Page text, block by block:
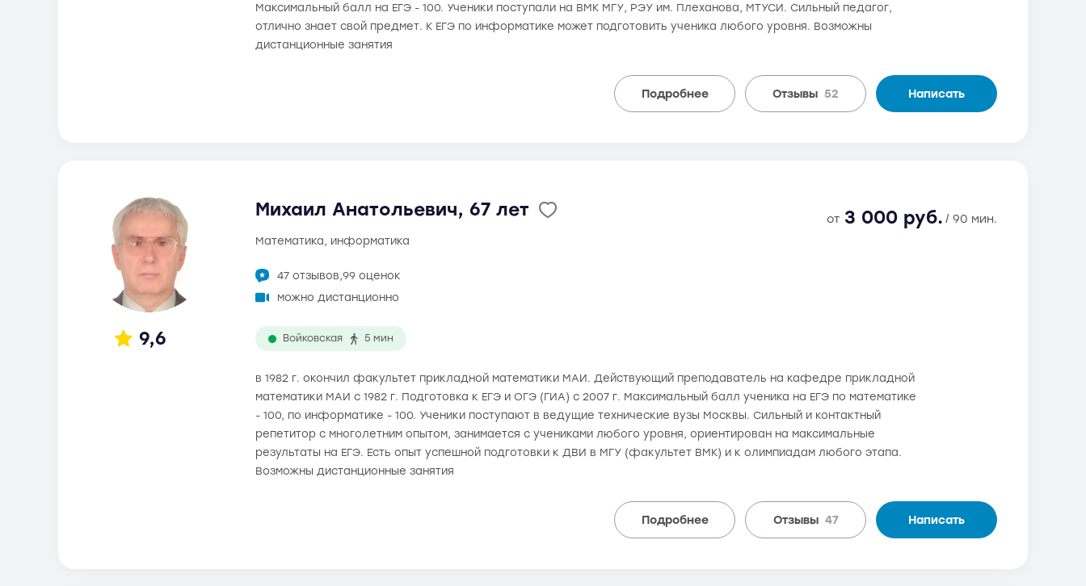
Максимальный балл на ЕГЭ - 100. Ученики поступали на ВМК МГУ, РЭУ им. Плеханова, МТУСИ. Сильный педагог,
отлично знает свой предмет. К ЕГЭ по информатике может подготовить ученика любого уровня. Возможны
дистанционные занятия
Подробнее Отзывы 52 Написать
9,6
Михаил Анатольевич, 67 лет от 3 000 руб. / 90 мин.
математика, информатика
47 отзывов,99 оценок
можно дистанционно
Войковская 5 мин
в 1982 г. окончил факультет прикладной математики МАИ. Действующий преподаватель на кафедре прикладной
математики МАИ с 1982 г. Подготовка к ЕГЭ и ОГЭ (ГИА) с 2007 г. Максимальный балл ученика на ЕГЭ по математике
- 100, по информатике - 100. Ученики поступают в ведущие технические вузы Москвы. Сильный и контактный
репетитор с многолетним опытом, занимается с учениками любого уровня, ориентирован на максимальные
результаты на ЕГЭ. Есть опыт успешной подготовки к ДВИ в МГУ (факультет ВМК) и к олимпиадам любого этапа.
Возможны дистанционные занятия
Подробнее Отзывы 47 Написать